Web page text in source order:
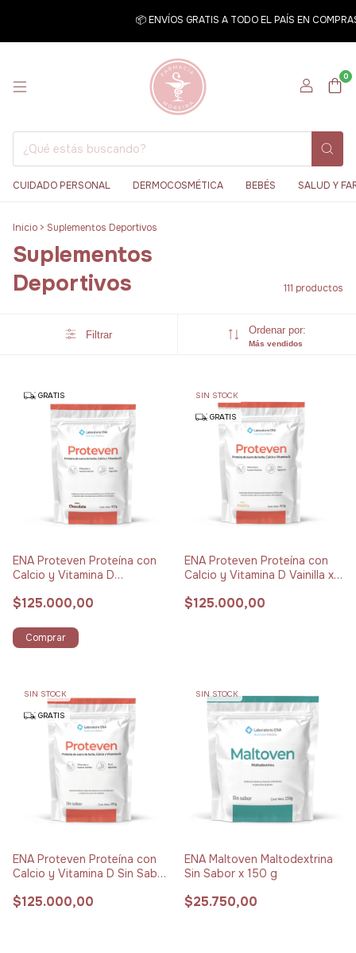
📦 ENVÍOS GRATIS A TODO EL PAÍS EN COMPRAS
0
CUIDADO PERSONAL DERMOCOSMÉTICA BEBÉS SALUD Y
Inicio > Suplementos Deportivos
Suplementos
Deportivos
111 productos
Filtrar Ordenar por:
Más vendidos
GRATIS
ENA Proteven Proteína con
Calcio y Vitamina D
$125.000,00
Comprar
SIN STOCK
GRATIS
ENA Proteven Proteína con
Calcio y Vitamina D Vainilla x
$125.000,00
SIN STOCK
GRATIS
ENA Proteven Proteína con
Calcio y Vitamina D Sin Sabor
$125.000,00
SIN STOCK
ENA Maltoven Maltodextrina
Sin Sabor x 150 g
$25.750,00